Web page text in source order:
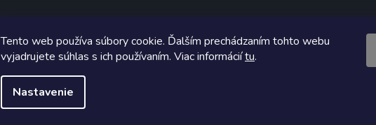
Tento web používa súbory cookie. Ďalším prechádzaním tohto webu
vyjadrujete súhlas s ich používaním. Viac informáciítu.
Nastavenie
Grafický návrh vytvoril a na Shoptet implementoval Tomáš Hlad&